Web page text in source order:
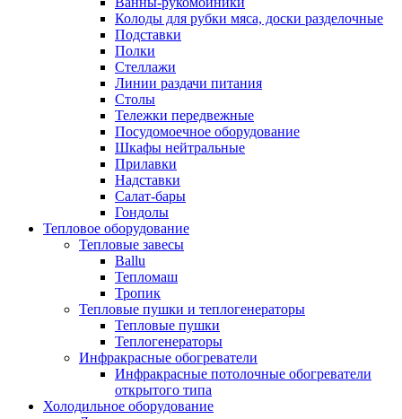
Колоды для рубки мяса, доски разделочные
Подставки
Полки
Стеллажи
Линии раздачи питания
Столы
Тележки передвежные
Посудомоечное оборудование
Шкафы нейтральные
Прилавки
Надставки
Салат-бары
Гондолы
Тепловое оборудование
Тепловые завесы
Ballu
Тепломаш
Тропик
Тепловые пушки и теплогенераторы
Тепловые пушки
Теплогенераторы
Инфракрасные обогреватели
Инфракрасные потолочные обогреватели
открытого типа
Холодильное оборудование